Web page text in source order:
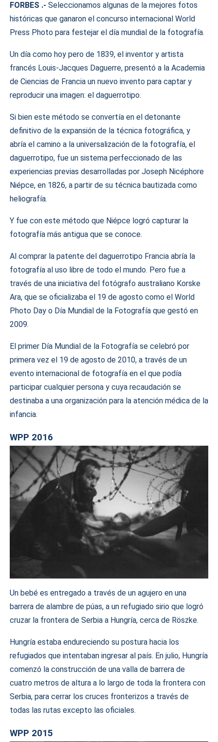
FORBES .- Seleccionamos algunas de la mejores fotos
históricas que ganaron el concurso internacional World
Press Photo para festejar el día mundial de la fotografía.
Un día como hoy pero de 1839, el inventor y artista
francés Louis-Jacques Daguerre, presentó a la Academia
de Ciencias de Francia un nuevo invento para captar y
reproducir una imagen: el daguerrotipo.
Si bien este método se convertía en el detonante
definitivo de la expansión de la técnica fotográfica, y
abría el camino a la universalización de la fotografía, el
daguerrotipo, fue un sistema perfeccionado de las
experiencias previas desarrolladas por Joseph Nicéphore
Niépce, en 1826, a partir de su técnica bautizada como
heliografía.
Y fue con este método que Niépce logró capturar la
fotografía más antigua que se conoce.
Al comprar la patente del daguerrotipo Francia abría la
fotografía al uso libre de todo el mundo. Pero fue a
través de una iniciativa del fotógrafo australiano Korske
Ara, que se oficializaba el 19 de agosto como el World
Photo Day o Día Mundial de la Fotografía que gestó en
2009.
El primer Día Mundial de la Fotografía se celebró por
primera vez el 19 de agosto de 2010, a través de un
evento internacional de fotografía en el que podía
participar cualquier persona y cuya recaudación se
destinaba a una organización para la atención médica de la
infancia.
WPP 2016
Un bebé es entregado a través de un agujero en una
barrera de alambre de púas, a un refugiado sirio que logró
cruzar la frontera de Serbia a Hungría, cerca de Röszke.
Hungría estaba endureciendo su postura hacia los
refugiados que intentaban ingresar al país. En julio, Hungría
comenzó la construcción de una valla de barrera de
cuatro metros de altura a lo largo de toda la frontera con
Serbia, para cerrar los cruces fronterizos a través de
todas las rutas excepto las oficiales.
WPP 2015